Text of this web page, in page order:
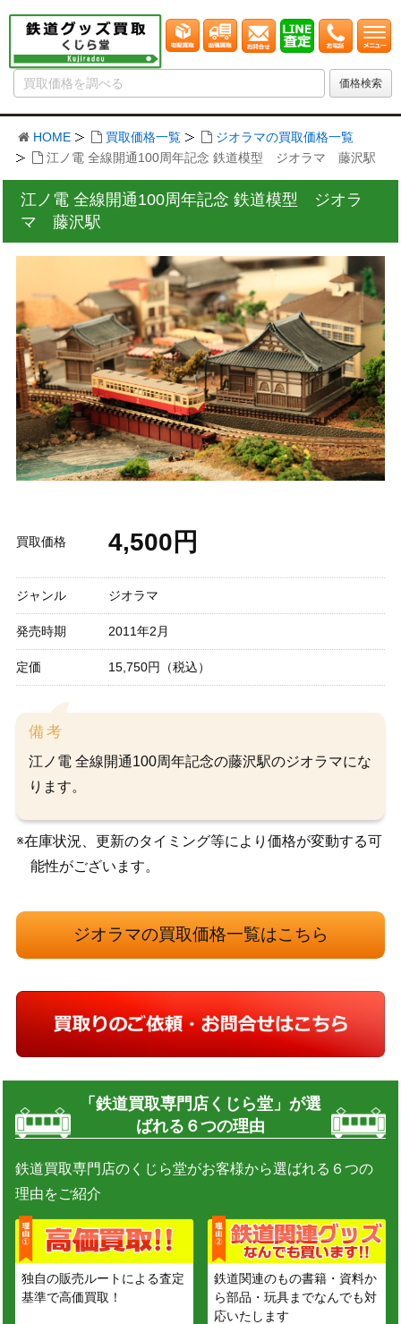
HOME 買取価格一覧
ジオラマの買取価格一覧
江ノ電 全線開通100周年記念 鉄道模型 ジオラマ 藤沢駅
江ノ電 全線開通100周年記念 鉄道模型 ジオラ
マ 藤沢駅
買取価格 4,500円
ジャンル ジオラマ
発売時期 2011年2月
定価 15,750円（税込）
備考
江ノ電 全線開通100周年記念の藤沢駅のジオラマにな
ります。
※在庫状況、更新のタイミング等により価格が変動する可
能性がございます。
ジオラマの買取価格一覧はこちら
「鉄道買取専門店くじら堂」が選
ばれる６つの理由
鉄道買取専門店のくじら堂がお客様から選ばれる６つの
理由をご紹介
独自の販売ルートによる査定
基準で高価買取！
鉄道関連のもの書籍・資料か
ら部品・玩具までなんでも対
応いたします